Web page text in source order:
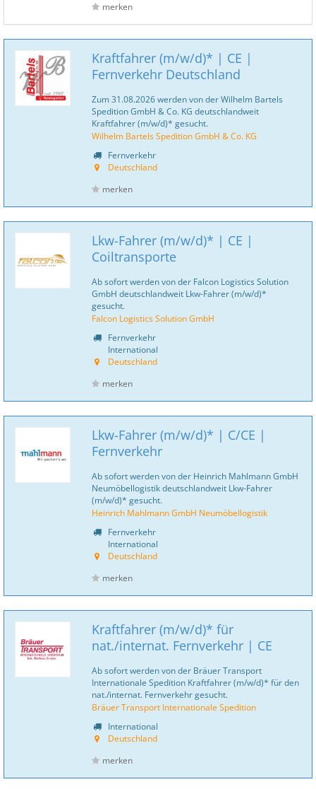
merken
Kraftfahrer (m/w/d)* | CE |
Fernverkehr Deutschland
Zum 31.08.2026 werden von der Wilhelm Bartels
Spedition GmbH & Co. KG deutschlandweit
Kraftfahrer (m/w/d)* gesucht.
Wilhelm Bartels Spedition GmbH & Co. KG
Fernverkehr
Deutschland
merken
Lkw-Fahrer (m/w/d)* | CE |
Coiltransporte
Ab sofort werden von der Falcon Logistics Solution
GmbH deutschlandweit Lkw-Fahrer (m/w/d)*
gesucht.
Falcon Logistics Solution GmbH
Fernverkehr
International
Deutschland
merken
Lkw-Fahrer (m/w/d)* | C/CE |
Fernverkehr
Ab sofort werden von der Heinrich Mahlmann GmbH
Neumöbellogistik deutschlandweit Lkw-Fahrer
(m/w/d)* gesucht.
Heinrich Mahlmann GmbH Neumöbellogistik
Fernverkehr
International
Deutschland
merken
Kraftfahrer (m/w/d)* für
nat./internat. Fernverkehr | CE
Ab sofort werden von der Bräuer Transport
Internationale Spedition Kraftfahrer (m/w/d)* für den
nat./internat. Fernverkehr gesucht.
Bräuer Transport Internationale Spedition
International
Deutschland
merken